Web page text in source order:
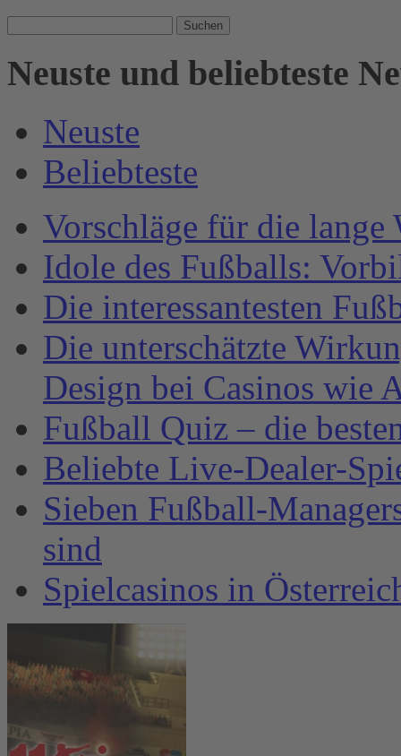
nach:
Neuste und beliebteste
Neuste
Beliebteste
Vorschläge für die lange
Idole des Fußballs:
Die interessantesten
Die unterschätzte
Design bei Casinos wie
Fußball Quiz – die
Beliebte Live-Dealer-
Sieben Fußball-
sind
Spielcasinos in